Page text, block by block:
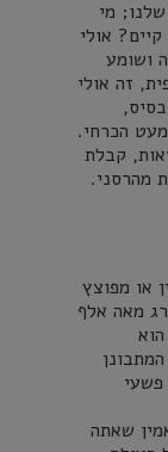
מי
אולי
ושומע
זה אולי
הכרחי.
קבלת
מהרסני.
או מפוצץ
מאה אלף
שאתה